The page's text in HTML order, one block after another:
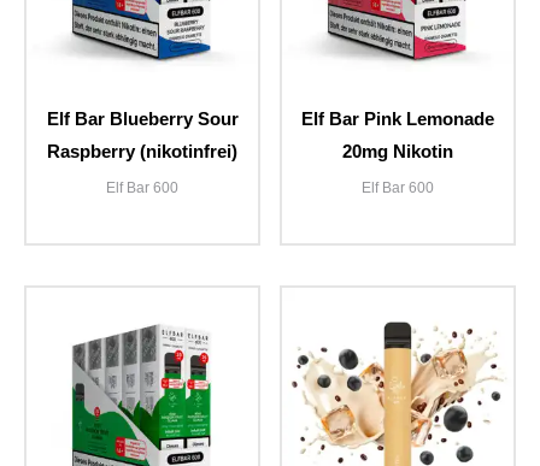
Elf Bar Blueberry Sour
Raspberry (nikotinfrei)
Elf Bar 600
Elf Bar Pink Lemonade
20mg Nikotin
Elf Bar 600